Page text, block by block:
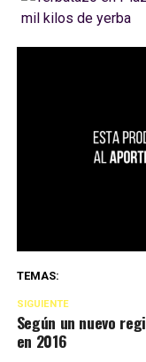
TEMAS:
SIGUIENTE
Según un nuevo
en 2016